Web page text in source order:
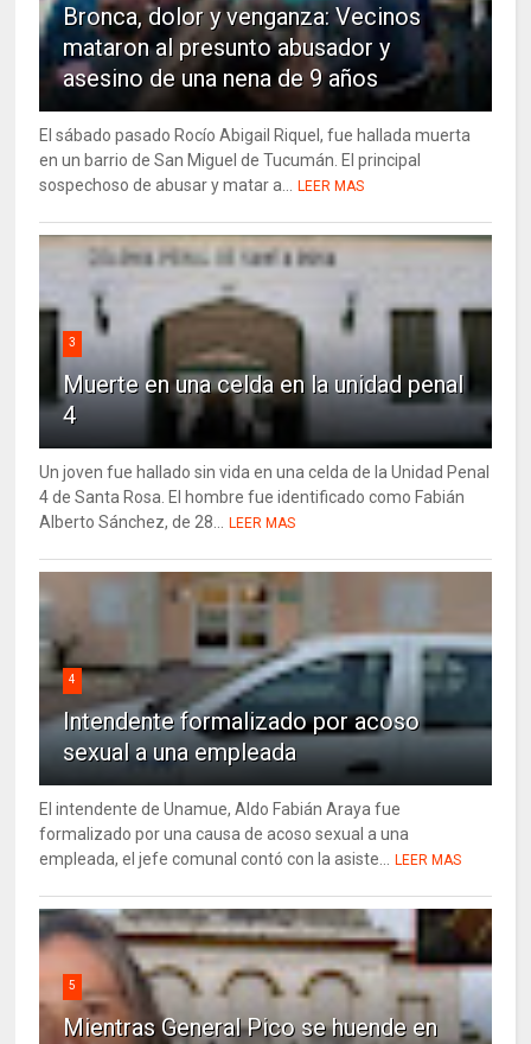
Bronca, dolor y venganza: Vecinos
mataron al presunto abusador y
asesino de una nena de 9 años
El sábado pasado Rocío Abigail Riquel, fue hallada muerta
en un barrio de San Miguel de Tucumán. El principal
sospechoso de abusar y matar a...
LEER MAS
3
Muerte en una celda en la unidad penal
4
Un joven fue hallado sin vida en una celda de la Unidad Penal
4 de Santa Rosa. El hombre fue identificado como Fabián
Alberto Sánchez, de 28...
LEER MAS
4
Intendente formalizado por acoso
sexual a una empleada
El intendente de Unamue, Aldo Fabián Araya fue
formalizado por una causa de acoso sexual a una
empleada, el jefe comunal contó con la asiste...
LEER MAS
5
Mientras General Pico se huende en